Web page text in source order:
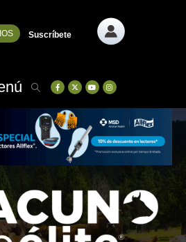
Suscríbete